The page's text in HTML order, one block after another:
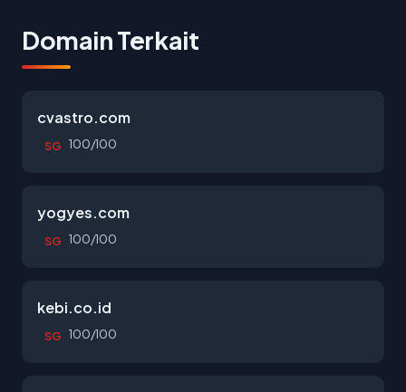
Domain Terkait
cvastro.com
SG 100/100
yogyes.com
SG 100/100
kebi.co.id
SG 100/100